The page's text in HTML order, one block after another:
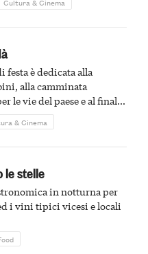
è dedicata alla
alla camminata
le vie del paese e al finale
& Cinema
le stelle
in notturna per
i vini tipici vicesi e locali